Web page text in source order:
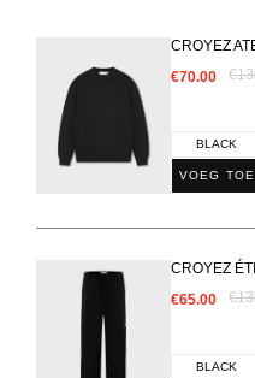
CROYEZ
€70.00
VOEG
CROYEZ
€65.00